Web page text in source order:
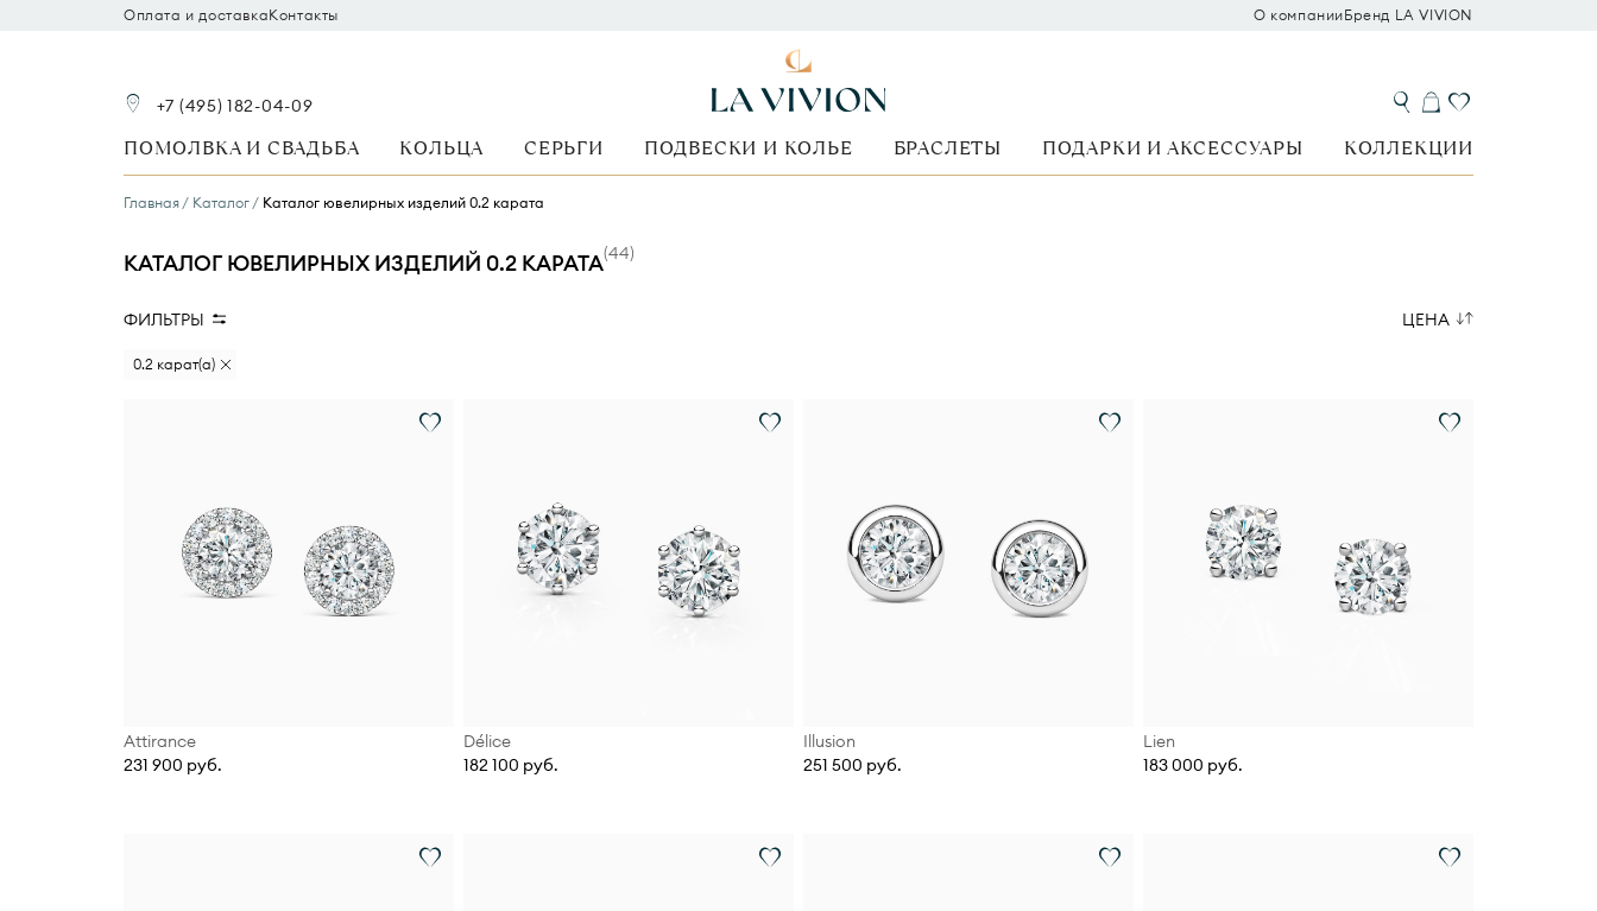
Оплата и доставкаКонтакты О компанииБренд LA VIVION
+7 (495) 182-04-09
ПОМОЛВКА И СВАДЬБА КОЛЬЦА СЕРЬГИ ПОДВЕСКИ И КОЛЬЕ БРАСЛЕТЫ ПОДАРКИ И АКСЕССУАРЫ КОЛЛЕКЦИИ
Главная Каталог Каталог ювелирных изделий 0.2 карата
КАТАЛОГ ЮВЕЛИРНЫХ ИЗДЕЛИЙ 0.2 КАРАТА(44)
ФИЛЬТРЫ
0.2 карат(а)
ЦЕНА
Attirance
231 900 руб.
Délice
182 100 руб.
Illusion
251 500 руб.
Lien
183 000 руб.